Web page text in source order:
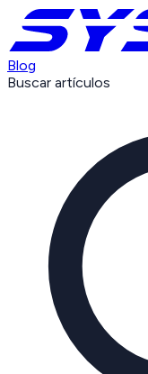
Blog
Buscar artículos